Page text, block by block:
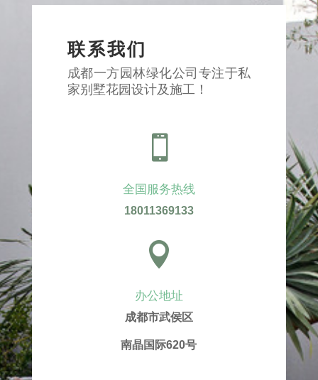
联系我们
成都一方园林绿化公司专注于私
家别墅花园设计及施工！

全国服务热线
18011369133

办公地址
成都市武侯区
南晶国际620号